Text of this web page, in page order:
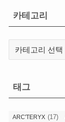
카테고리
태그
ARC'TERYX (17)